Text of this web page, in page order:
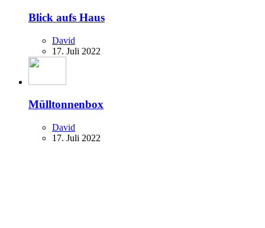
Blick aufs Haus
David
17. Juli 2022
Mülltonnenbox
David
17. Juli 2022